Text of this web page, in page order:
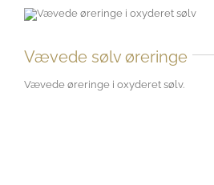
Vævede sølv øreringe
Vævede øreringe i oxyderet sølv.